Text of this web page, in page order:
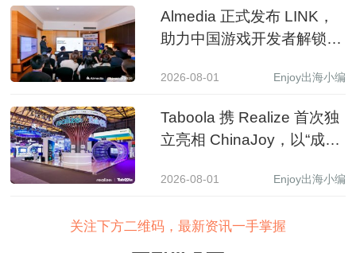
Almedia 正式发布 LINK，
助力中国游戏开发者解锁收
2026-08-01 Enjoy出海小编
Taboola 携 Realize 首次独
立亮相 ChinaJoy，以“成长
全球增长新图景
2026-08-01 Enjoy出海小编
关注下方二维码，最新资讯一手掌握